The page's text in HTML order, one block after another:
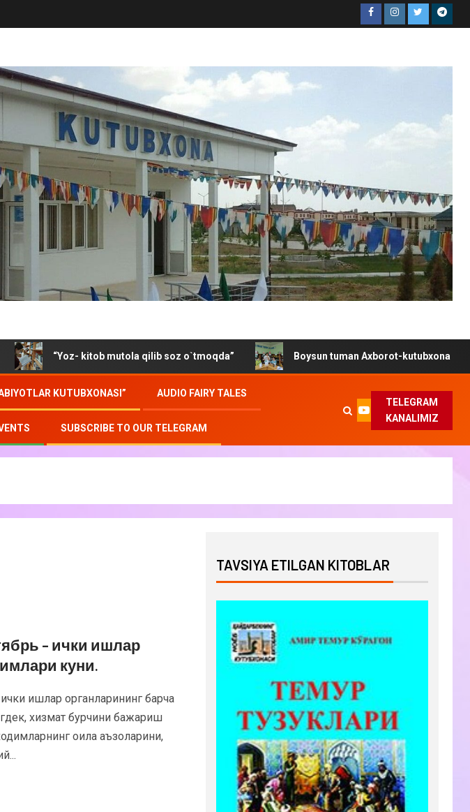
“Yoz- kitob mutola qilib soz o`tmoqda” Boysun tuman Axborot-kutubxona markazida
KUTUBXONASI” AUDIO FAIRY TALES
SUBSCRIBE TO OUR TELEGRAM
TELEGRAM
KANALIMIZ
– ички ишлар
куни.
ишлар органларининг барча
хизмат бурчини бажариш
оила аъзоларини,
TAVSIYA ETILGAN KITOBLAR